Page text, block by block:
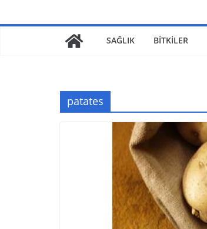
SAĞLIK BİTKİLER
patates